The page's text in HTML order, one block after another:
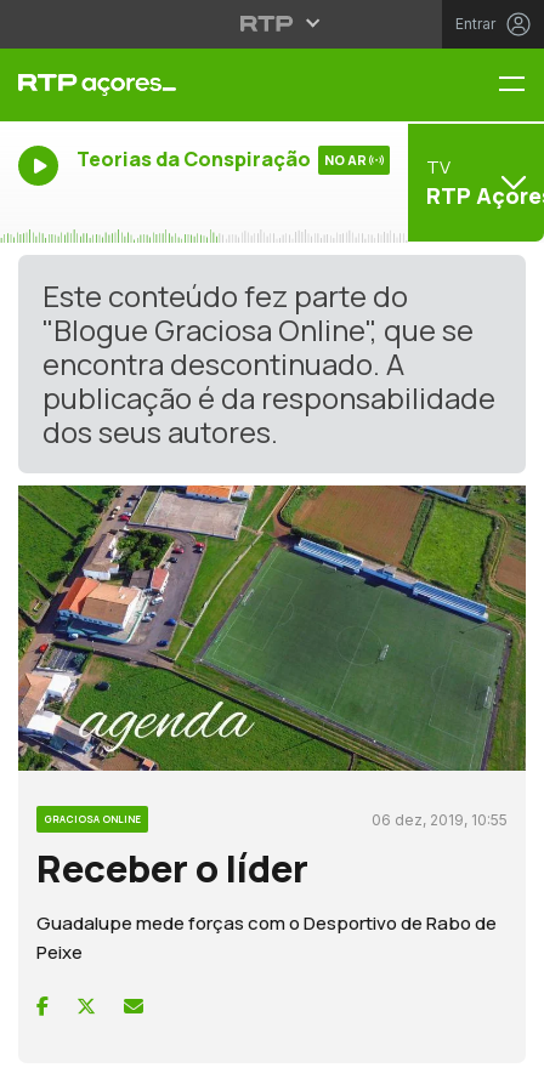
Entrar
Teorias da Conspiração NO AR TV
RTP
Este conteúdo fez parte do
"Blogue Graciosa Online", que se
encontra descontinuado. A
publicação é da responsabilidade
dos seus autores.
GRACIOSA ONLINE 06 dez, 2019, 10:55
Receber o líder
Guadalupe mede forças com o Desportivo de Rabo de
Peixe